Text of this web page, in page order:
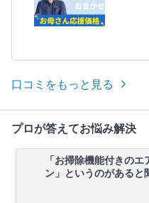
口コミをもっと見る
プロが答えてお悩み解決
「お掃除機能付きのエ
ン」というのがあると